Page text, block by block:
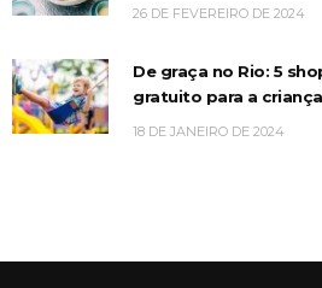
26 DE FEVEREIRO DE 2024
De graça no Rio: 5
gratuito para a
18 DE JANEIRO DE 2024